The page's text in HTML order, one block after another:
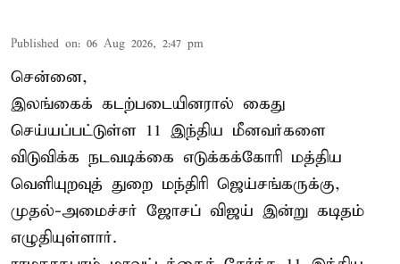
Published on: 06 Aug 2026, 2:47 pm
சென்னை,
இலங்கைக் கடற்படையினரால் கைது
செய்யப்பட்டுள்ள 11 இந்திய மீனவர்களை
விடுவிக்க நடவடிக்கை எடுக்கக்கோரி மத்திய
வெளியுறவுத் துறை மந்திரி ஜெய்சங்கருக்கு,
முதல்-அமைச்சர் ஜோசப் விஜய் இன்று கடிதம்
எழுதியுள்ளார்.